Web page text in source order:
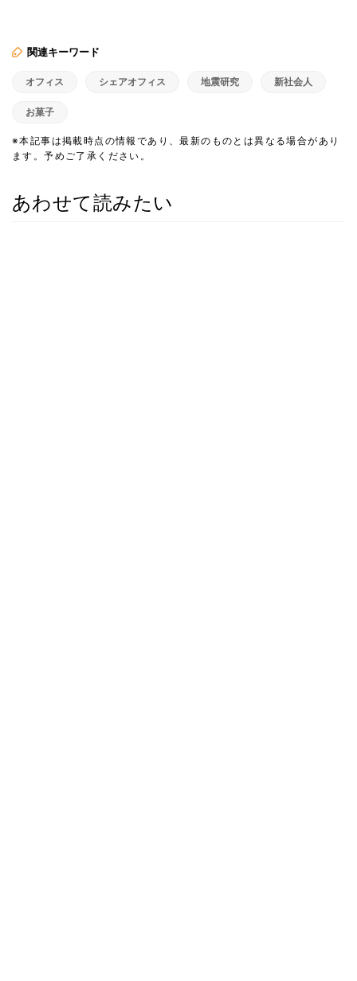
関連キーワード
オフィス シェアオフィス 地震研究 新社会人
お菓子
※本記事は掲載時点の情報であり、最新のものとは異なる場合があり
ます。予めご了承ください。
あわせて読みたい